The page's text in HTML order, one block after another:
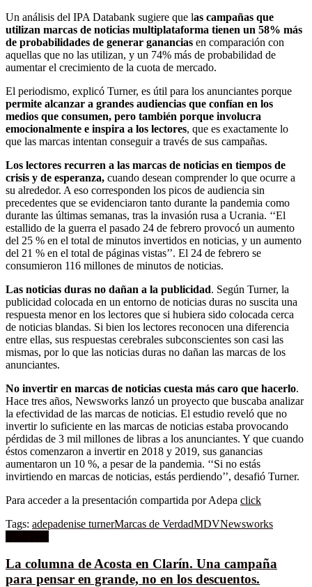
Un análisis del IPA Databank sugiere que las campañas que
utilizan marcas de noticias multiplataforma tienen un 58% más
de probabilidades de generar ganancias en comparación con
aquellas que no las utilizan, y un 74% más de probabilidad de
aumentar el crecimiento de la cuota de mercado.
El periodismo, explicó Turner, es útil para los anunciantes porque
permite alcanzar a grandes audiencias que confían en los
medios que consumen, pero también porque involucra
emocionalmente e inspira a los lectores, que es exactamente lo
que las marcas intentan conseguir a través de sus campañas.
Los lectores recurren a las marcas de noticias en tiempos de
crisis y de esperanza, cuando desean comprender lo que ocurre a
su alrededor. A eso corresponden los picos de audiencia sin
precedentes que se evidenciaron tanto durante la pandemia como
durante las últimas semanas, tras la invasión rusa a Ucrania. ‘‘El
estallido de la guerra el pasado 24 de febrero provocó un aumento
del 25 % en el total de minutos invertidos en noticias, y un aumento
del 21 % en el total de páginas vistas’’. El 24 de febrero se
consumieron 116 millones de minutos de noticias.
Las noticias duras no dañan a la publicidad. Según Turner, la
publicidad colocada en un entorno de noticias duras no suscita una
respuesta menor en los lectores que si hubiera sido colocada cerca
de noticias blandas. Si bien los lectores reconocen una diferencia
entre ellas, sus respuestas cerebrales subconscientes son casi las
mismas, por lo que las noticias duras no dañan las marcas de los
anunciantes.
No invertir en marcas de noticias cuesta más caro que hacerlo.
Hace tres años, Newsworks lanzó un proyecto que buscaba analizar
la efectividad de las marcas de noticias. El estudio reveló que no
invertir lo suficiente en las marcas de noticias estaba provocando
pérdidas de 3 mil millones de libras a los anunciantes. Y que cuando
éstos comenzaron a invertir en 2018 y 2019, sus ganancias
aumentaron un 10 %, a pesar de la pandemia. ‘‘Si no estás
invirtiendo en marcas de noticias, estás perdiendo’’, desafió Turner.
Para acceder a la presentación compartida por Adepa click
Tags: adepadenise turnerMarcas de VerdadMDVNewsworks
La columna de Acosta en Clarín. Una campaña
para pensar en grande, no en los descuentos.